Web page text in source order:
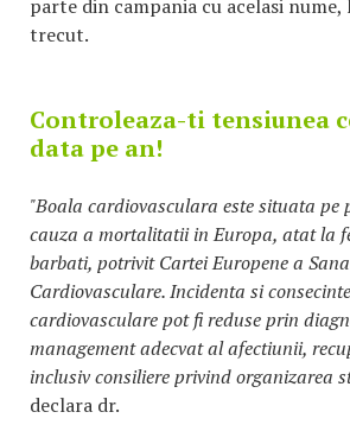
parte din campania cu acelasi
trecut.
Controleaza-ti tensiunea
data pe an!
"Boala cardiovasculara este situata pe
cauza a mortalitatii in Europa, atat la
barbati, potrivit Cartei Europene a
Cardiovasculare. Incidenta si
cardiovasculare pot fi reduse prin
management adecvat al afectiunii,
inclusiv consiliere privind organizarea
declara dr.